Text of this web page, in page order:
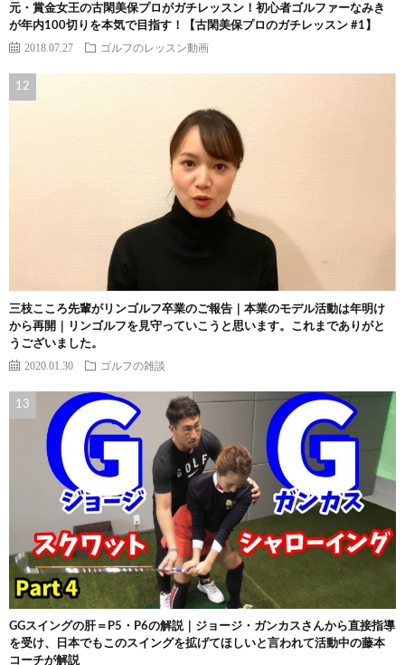
元・賞金女王の古閑美保プロがガチレッスン！初心者ゴルファーなみき
が年内100切りを本気で目指す！【古閑美保プロのガチレッスン #1】
2018.07.27 ゴルフのレッスン動画
三枝こころ先輩がリンゴルフ卒業のご報告｜本業のモデル活動は年明け
から再開｜リンゴルフを見守っていこうと思います。これまでありがと
うございました。
2020.01.30 ゴルフの雑談
GGスイングの肝＝P5・P6の解説｜ジョージ・ガンカスさんから直接指導
を受け、日本でもこのスイングを拡げてほしいと言われて活動中の藤本
コーチが解説